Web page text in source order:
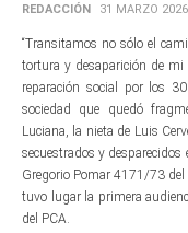
REDACCIÓN 31 MARZO 2026
“Transitamos no sólo el
tortura y desaparición de mi
reparación social por los
sociedad que quedó
Luciana, la nieta de Luis
secuestrados y
Gregorio Pomar 4171/73 del
tuvo lugar la primera
del PCA.